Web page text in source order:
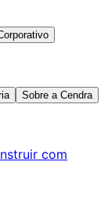
Sobre a Cendra
com